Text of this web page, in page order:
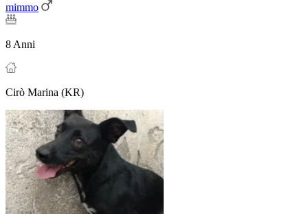
mimmo
8 Anni
Cirò Marina (KR)